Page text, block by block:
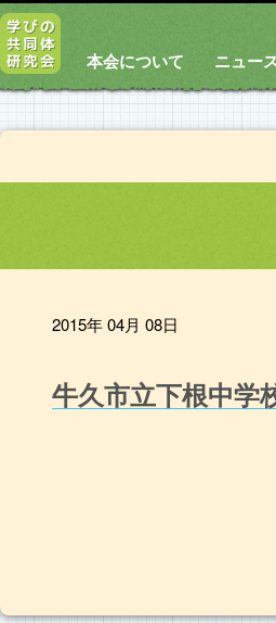
本会について ニュー
2015年 04月 08日
牛久市立下根中学